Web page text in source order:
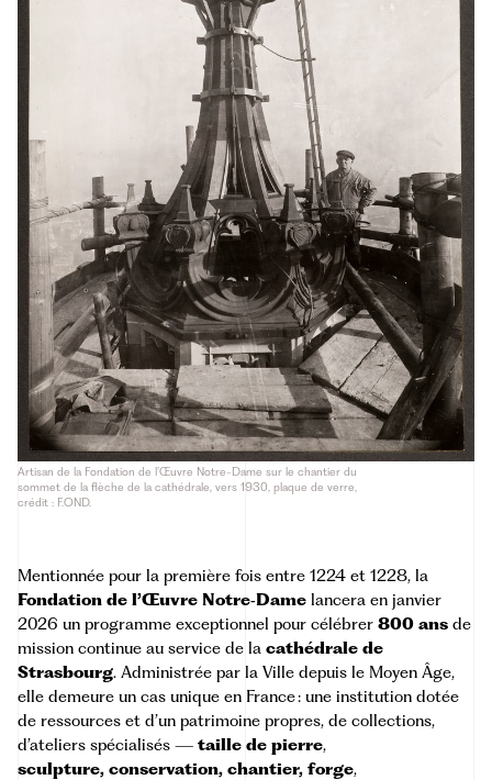
Artisan de la Fondation de l’Œuvre Notre-Dame sur le chantier du
sommet de la flèche de la cathédrale, vers 1930, plaque de verre,
crédit : F.OND.
Mentionnée pour la première fois entre 1224 et 1228, la
Fondation de l’Œuvre Notre‑Dame lancera en janvier
2026 un programme exceptionnel pour célébrer 800 ans de
mission continue au service de la cathédrale de
Strasbourg. Administrée par la Ville depuis le Moyen Âge,
elle demeure un cas unique en France : une institution dotée
de ressources et d’un patrimoine propres, de collections,
d’ateliers spécialisés — taille de pierre,
sculpture, conservation, chantier, forge,